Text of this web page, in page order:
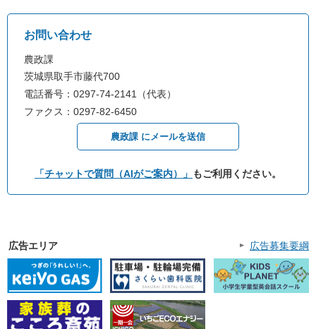
お問い合わせ
農政課
茨城県取手市藤代700
電話番号：0297-74-2141（代表）
ファクス：0297-82-6450
農政課 にメールを送信
「チャットで質問（AIがご案内）」 もご利用ください。
広告エリア 広告募集要綱